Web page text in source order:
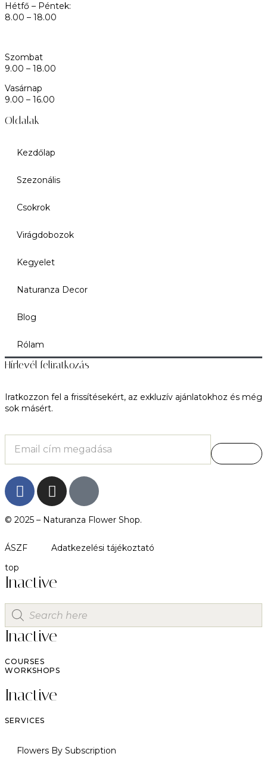
Hétfő – Péntek:
8.00 – 18.00
Szombat
9.00 – 18.00
Vasárnap
9.00 – 16.00
Oldalak
Kezdőlap
Szezonális
Csokrok
Virágdobozok
Kegyelet
Naturanza Decor
Blog
Rólam
Hírlevél feliratkozás
Iratkozzon fel a frissítésekért, az exkluzív ajánlatokhoz és még
sok másért.
© 2025 – Naturanza Flower Shop.
ÁSZF
Adatkezelési tájékoztató
top
Inactive
Inactive
COURSES
WORKSHOPS
Inactive
SERVICES
Flowers By Subscription